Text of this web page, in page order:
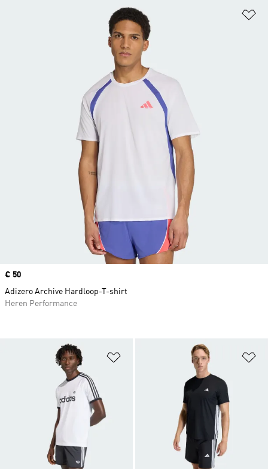
Op verlanglijst zetten
Price
€ 50
Adizero Archive Hardloop-T-shirt
Heren Performance